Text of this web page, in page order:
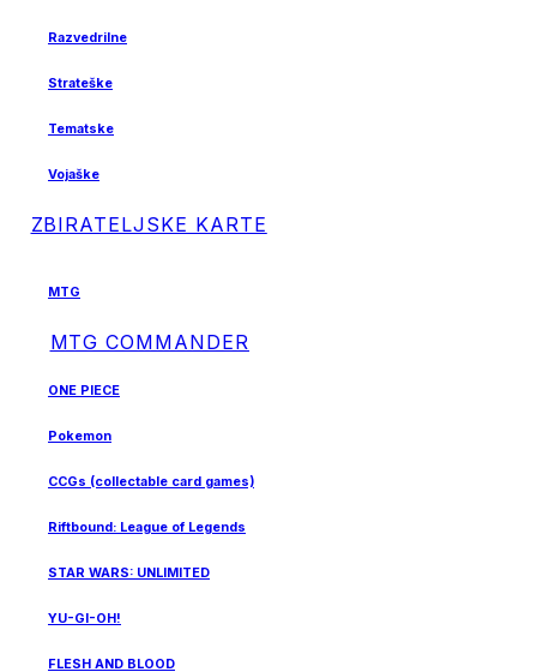
Razvedrilne
Strateške
Tematske
Vojaške
ZBIRATELJSKE KARTE
MTG
MTG COMMANDER
ONE PIECE
Pokemon
CCGs (collectable card games)
Riftbound: League of Legends
STAR WARS: UNLIMITED
YU-GI-OH!
FLESH AND BLOOD